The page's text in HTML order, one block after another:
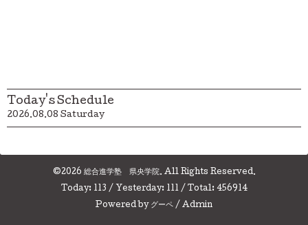
Today's Schedule
2026.08.08 Saturday
©2026 総合進学塾 県央学院. All Rights Reserved.
Today: 113 / Yesterday: 111/ Total: 456914
Powered by グーペ / Admin